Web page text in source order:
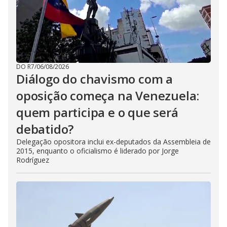
DO R7/06/08/2026
Diálogo do chavismo com a
oposição começa na Venezuela:
quem participa e o que será
debatido?
Delegação opositora inclui ex-deputados da Assembleia de
2015, enquanto o oficialismo é liderado por Jorge
Rodríguez